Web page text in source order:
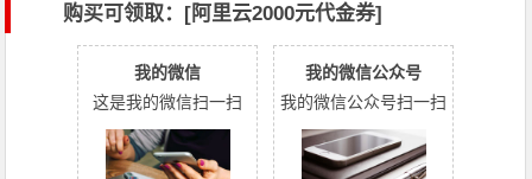
购买可领取：[阿里云2000元代金券]
我的微信
这是我的微信扫一扫
我的微信公众号
我的微信公众号扫一扫